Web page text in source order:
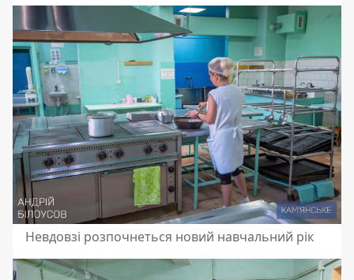
Невдовзі розпочнеться новий навчальний рік